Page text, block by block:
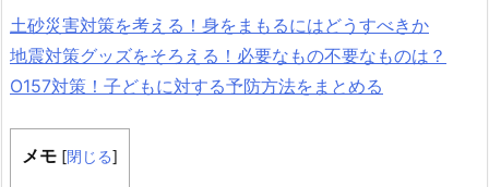
土砂災害対策を考える！身をまもるにはどうすべきか
地震対策グッズをそろえる！必要なもの不要なものは？
O157対策！子どもに対する予防方法をまとめる
メモ [閉じる]